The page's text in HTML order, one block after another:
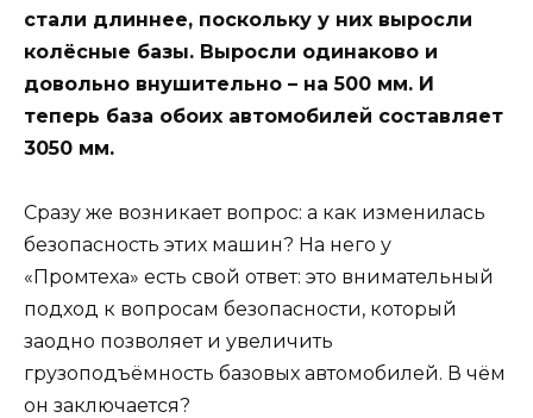
стали длиннее, поскольку у них выросли
колёсные базы. Выросли одинаково и
довольно внушительно – на 500 мм. И
теперь база обоих автомобилей составляет
3050 мм.
Сразу же возникает вопрос: а как изменилась
безопасность этих машин? На него у
«Промтеха» есть свой ответ: это внимательный
подход к вопросам безопасности, который
заодно позволяет и увеличить
грузоподъёмность базовых автомобилей. В чём
он заключается?